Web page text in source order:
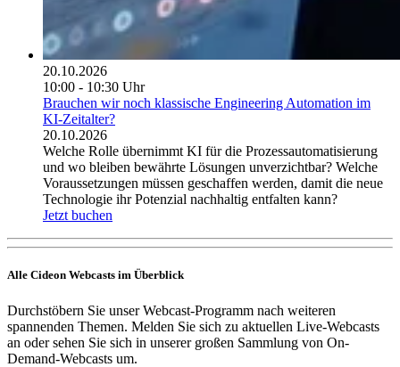
20.10.2026
10:00 - 10:30 Uhr
Brauchen wir noch klassische Engineering Automation im
KI-Zeitalter?
20.10.2026
Welche Rolle übernimmt KI für die Prozessautomatisierung
und wo bleiben bewährte Lösungen unverzichtbar? Welche
Voraussetzungen müssen geschaffen werden, damit die neue
Technologie ihr Potenzial nachhaltig entfalten kann?
Jetzt buchen
Alle Cideon Webcasts im Überblick
Durchstöbern Sie unser Webcast-Programm nach weiteren
spannenden Themen. Melden Sie sich zu aktuellen Live-Webcasts
an oder sehen Sie sich in unserer großen Sammlung von On-
Demand-Webcasts um.